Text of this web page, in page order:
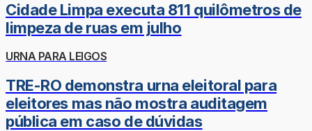
Cidade Limpa executa 811 quilômetros de
limpeza de ruas em julho
URNA PARA LEIGOS
TRE-RO demonstra urna eleitoral para
eleitores mas não mostra auditagem
pública em caso de dúvidas